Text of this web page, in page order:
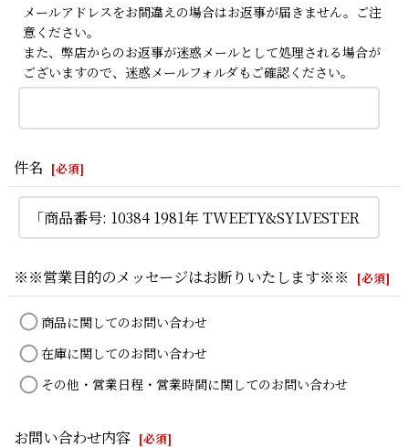
メールアドレスをお間違えの場合はお返事が届きません。ご注
意ください。
また、弊店からのお返事が迷惑メールとして処理される場合が
ございますので、迷惑メールフォルダもご確認ください。
件名 [必須]
※※営業目的のメッセージはお断りいたします※※ [必須]
商品に関してのお問い合わせ
在庫に関してのお問い合わせ
その他・営業日程・営業時間に関してのお問い合わせ
お問い合わせ内容 [必須]